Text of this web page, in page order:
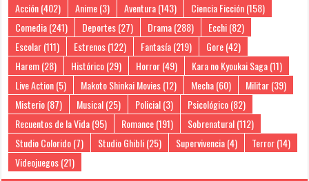
Acción(402) Anime(3) Aventura(143) Ciencia Ficción(158)
Comedia(241) Deportes(27) Drama(288) Ecchi(82)
Escolar(111) Estrenos(122) Fantasía(219) Gore(42)
Harem(28) Histórico(29) Horror(49) Kara no Kyoukai Saga(11)
Live Action(5) Makoto Shinkai Movies(12) Mecha(60) Militar(39)
Misterio(87) Musical(25) Policial(3) Psicológico(82)
Recuentos de la Vida(95) Romance(191) Sobrenatural(112)
Studio Colorido(7) Studio Ghibli(25) Supervivencia(4) Terror(14)
Videojuegos(21)